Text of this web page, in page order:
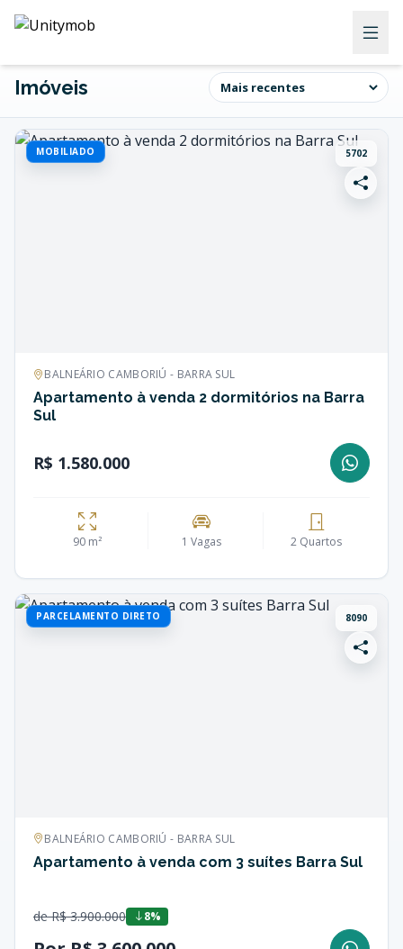
Imóveis
MOBILIADO 5702
BALNEÁRIO CAMBORIÚ - BARRA SUL
Apartamento à venda 2 dormitórios na Barra
Sul
R$ 1.580.000
90 m² 1 Vagas 2 Quartos
PARCELAMENTO DIRETO 8090
BALNEÁRIO CAMBORIÚ - BARRA SUL
Apartamento à venda com 3 suítes Barra Sul
de R$ 3.900.000 8%